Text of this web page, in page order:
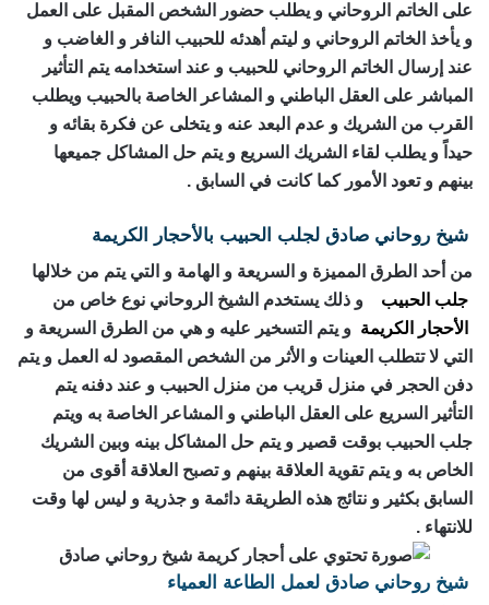
على الخاتم الروحاني و يطلب حضور الشخص المقبل على العمل
و يأخذ الخاتم الروحاني و ليتم أهدئه للحبيب النافر و الغاضب و
عند إرسال الخاتم الروحاني للحبيب و عند استخدامه يتم التأثير
المباشر على العقل الباطني و المشاعر الخاصة بالحبيب ويطلب
القرب من الشريك و عدم البعد عنه و يتخلى عن فكرة بقائه و
حيداً و يطلب لقاء الشريك السريع و يتم حل المشاكل جميعها
بينهم و تعود الأمور كما كانت في السابق .
شيخ روحاني صادق لجلب الحبيب بالأحجار الكريمة
من أحد الطرق المميزة و السريعة و الهامة و التي يتم من خلالها
جلب الحبيب
و ذلك يستخدم الشيخ الروحاني نوع خاص من
الأحجار الكريمة و يتم التسخير عليه و هي من الطرق السريعة و
التي لا تتطلب العينات و الأثر من الشخص المقصود له العمل و يتم
دفن الحجر في منزل قريب من منزل الحبيب و عند دفنه يتم
التأثير السريع على العقل الباطني و المشاعر الخاصة به ويتم
جلب الحبيب بوقت قصير و يتم حل المشاكل بينه وبين الشريك
الخاص به و يتم تقوية العلاقة بينهم و تصبح العلاقة أقوى من
السابق بكثير و نتائج هذه الطريقة دائمة و جذرية و ليس لها وقت
للانتهاء .
شيخ روحاني صادق لعمل الطاعة العمياء